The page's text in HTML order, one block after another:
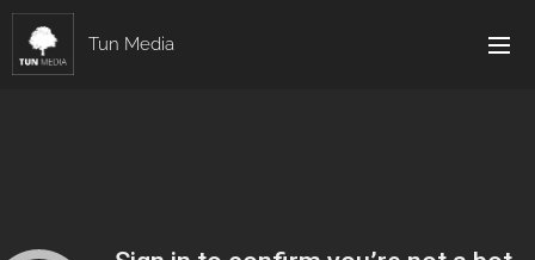
Tun Media